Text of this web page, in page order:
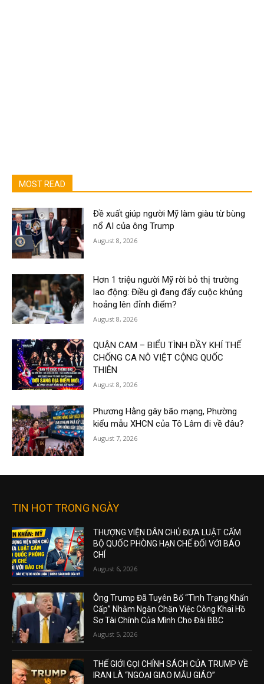
MOST READ
Đề xuất giúp người Mỹ làm giàu từ bùng
nổ AI của ông Trump
August 8, 2026
Hơn 1 triệu người Mỹ rời bỏ thị trường
lao động: Điều gì đang đẩy cuộc khủng
hoảng lên đỉnh điểm?
August 8, 2026
QUẬN CAM – BIỂU TÌNH ĐẦY KHÍ THẾ
CHỐNG CA NÔ VIỆT CỘNG QUỐC
THIÊN
August 8, 2026
Phương Hằng gây bão mạng, Phường
kiểu mẫu XHCN của Tô Lâm đi về đâu?
August 7, 2026
TIN HOT TRONG NGÀY
THƯỢNG VIỆN DÂN CHỦ ĐƯA LUẬT CẤM
BỘ QUỐC PHÒNG HẠN CHẾ ĐỐI VỚI BÁO
CHÍ
August 6, 2026
Ông Trump Đã Tuyên Bố “Tình Trạng Khẩn
Cấp” Nhằm Ngăn Chặn Việc Công Khai Hồ
Sơ Tài Chính Của Mình Cho Đài BBC
August 5, 2026
THẾ GIỚI GỌI CHÍNH SÁCH CỦA TRUMP VỀ
IRAN LÀ “NGOẠI GIAO MẪU GIÁO”